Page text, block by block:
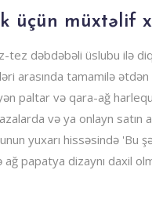
üçün müxtəlif
tez dəbdəbəli üslubu ilə
arasında tamamilə ətdən
paltar və qara-ağ
və ya onlayn satın
yuxarı hissəsində 'Bu
papatya dizaynı daxil